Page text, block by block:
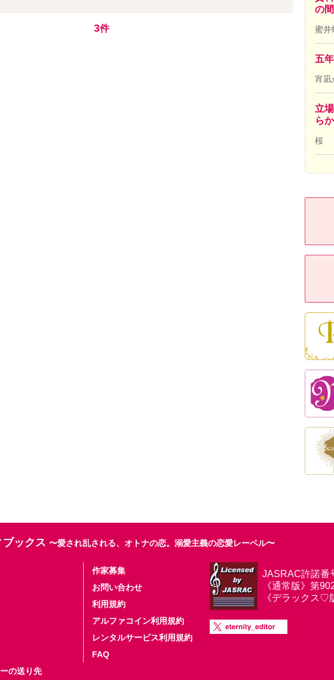
3件
の
蜜井
五
宵凪
立
ら
桜
ブックス 〜愛され乱される、オトナの恋。溺愛主義の恋愛レーベル〜
の送り先
作家募集
お問い合わせ
利用規約
アルファコイン利用規約
レンタルサービス利用規約
FAQ
JASRAC許諾番
《通常版》第
《デラックス♡